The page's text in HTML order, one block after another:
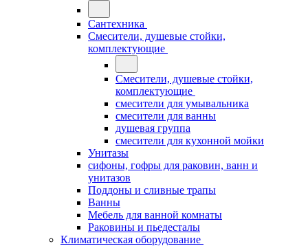
Сантехника
Смесители, душевые стойки,
комплектующие
Смесители, душевые стойки,
комплектующие
смесители для умывальника
смесители для ванны
душевая группа
смесители для кухонной мойки
Унитазы
сифоны, гофры для раковин, ванн и
унитазов
Поддоны и сливные трапы
Ванны
Мебель для ванной комнаты
Раковины и пьедесталы
Климатическая оборудование